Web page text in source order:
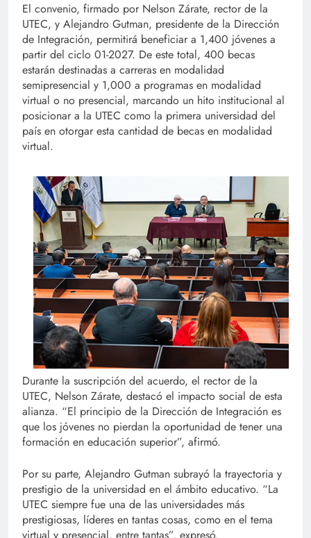
El convenio, firmado por Nelson Zárate, rector de la
UTEC, y Alejandro Gutman, presidente de la Dirección
de Integración, permitirá beneficiar a 1,400 jóvenes a
partir del ciclo 01-2027. De este total, 400 becas
estarán destinadas a carreras en modalidad
semipresencial y 1,000 a programas en modalidad
virtual o no presencial, marcando un hito institucional al
posicionar a la UTEC como la primera universidad del
país en otorgar esta cantidad de becas en modalidad
virtual.
Durante la suscripción del acuerdo, el rector de la
UTEC, Nelson Zárate, destacó el impacto social de esta
alianza. “El principio de la Dirección de Integración es
que los jóvenes no pierdan la oportunidad de tener una
formación en educación superior”, afirmó.
Por su parte, Alejandro Gutman subrayó la trayectoria y
prestigio de la universidad en el ámbito educativo. “La
UTEC siempre fue una de las universidades más
prestigiosas, líderes en tantas cosas, como en el tema